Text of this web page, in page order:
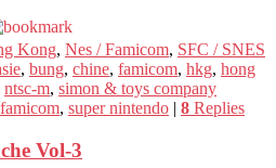
Kong, Nes / Famicom, SFC / SNES
, bung, chine, famicom, hkg, hong
ntsc-m, simon & toys company
, super nintendo | 8 Replies
Vol-3